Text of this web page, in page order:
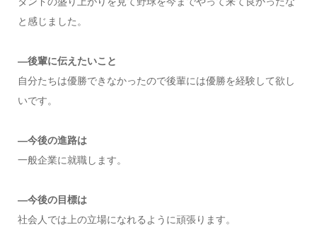
と感じました。
—後輩に伝えたいこと
自分たちは優勝できなかったので後輩には優勝を経験して欲し
いです。
—今後の進路は
一般企業に就職します。
—今後の目標は
社会人では上の立場になれるように頑張ります。